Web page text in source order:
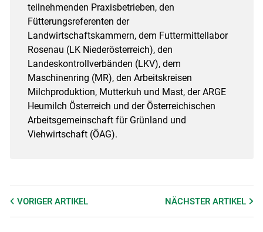
teilnehmenden Praxisbetrieben, den
Fütterungsreferenten der
Landwirtschaftskammern, dem Futtermittellabor
Rosenau (LK Niederösterreich), den
Landeskontrollverbänden (LKV), dem
Maschinenring (MR), den Arbeitskreisen
Milchproduktion, Mutterkuh und Mast, der ARGE
Heumilch Österreich und der Österreichischen
Arbeitsgemeinschaft für Grünland und
Viehwirtschaft (ÖAG).
VORIGER ARTIKEL NÄCHSTERARTIKEL